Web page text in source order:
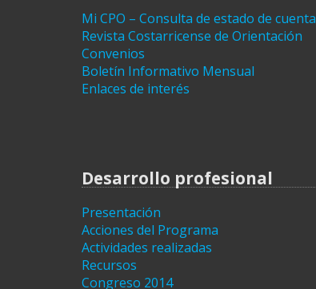
Mi CPO – Consulta de estado de cuenta
Revista Costarricense de Orientación
Convenios
Boletín Informativo Mensual
Enlaces de interés
Desarrollo profesional
Presentación
Acciones del Programa
Actividades realizadas
Recursos
Congreso 2014